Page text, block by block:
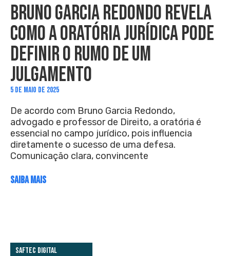
BRUNO GARCIA REDONDO REVELA
COMO A ORATÓRIA JURÍDICA PODE
DEFINIR O RUMO DE UM
JULGAMENTO
5 DE MAIO DE 2025
De acordo com Bruno Garcia Redondo,
advogado e professor de Direito, a oratória é
essencial no campo jurídico, pois influencia
diretamente o sucesso de uma defesa.
Comunicação clara, convincente
SAIBA MAIS
Saftec Digital